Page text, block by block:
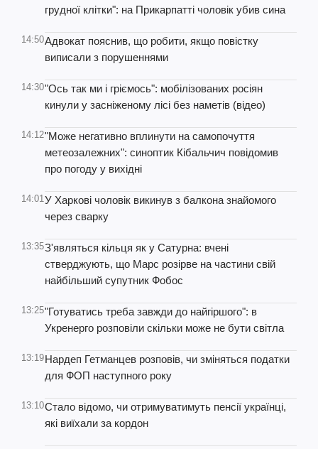
грудної клітки": на Прикарпатті чоловік убив сина
14:50Адвокат пояснив, що робити, якщо повістку
виписали з порушеннями
14:30"Ось так ми і гріємось": мобілізованих росіян
кинули у засніженому лісі без наметів (відео)
14:12"Може негативно вплинути на самопочуття
метеозалежних": синоптик Кібальчич повідомив
про погоду у вихідні
14:01У Харкові чоловік викинув з балкона знайомого
через сварку
13:35З'являться кільця як у Сатурна: вчені
стверджують, що Марс розірве на частини свій
найбільший супутник Фобос
13:25"Готуватись треба завжди до найгіршого": в
Укренерго розповіли скільки може не бути світла
13:19Нардеп Гетманцев розповів, чи зміняться податки
для ФОП наступного року
13:10Стало відомо, чи отримуватимуть пенсії українці,
які виїхали за кордон